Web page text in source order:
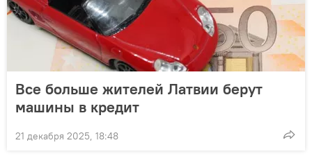
Все больше жителей Латвии берут
машины в кредит
21 декабря 2025, 18:48